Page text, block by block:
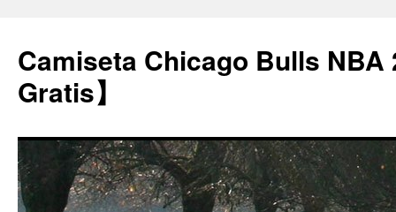
Camiseta Chicago Bulls NBA
Gratis】